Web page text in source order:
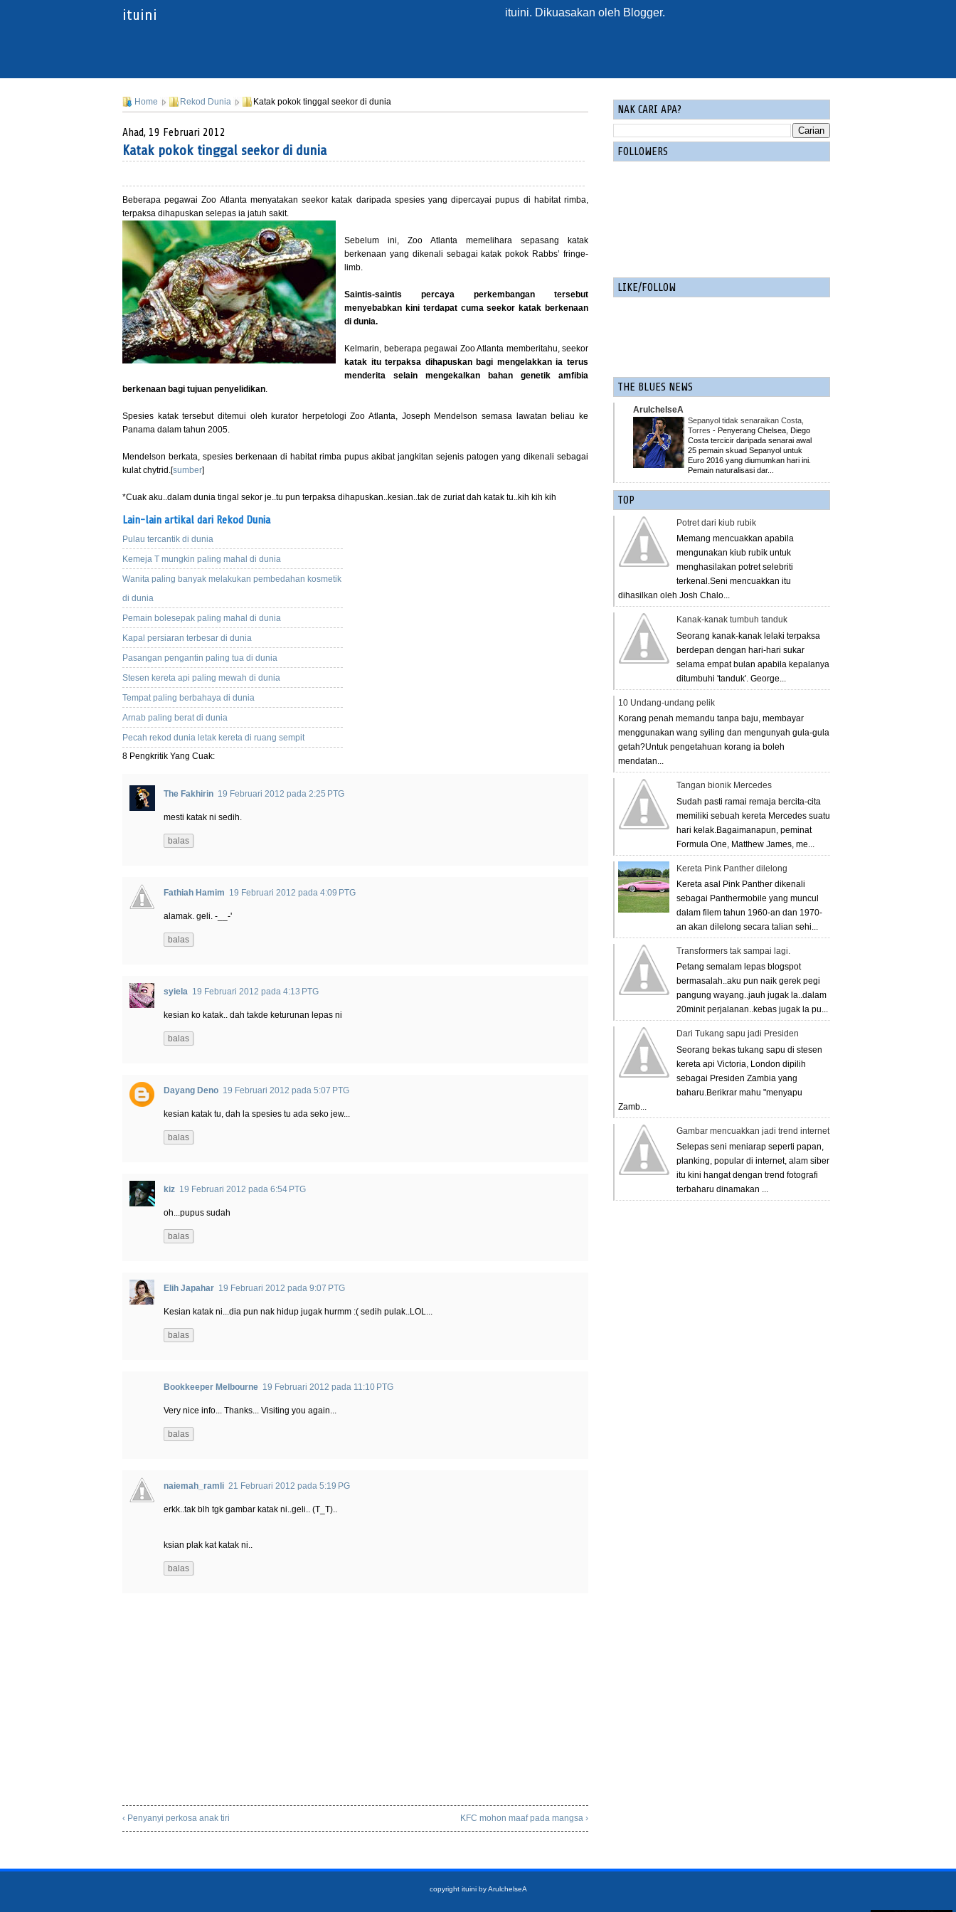
ituini ituini. Dikuasakan oleh Blogger.
Home Rekod Dunia Katak pokok tinggal seekor di dunia
Ahad, 19 Februari 2012
Katak pokok tinggal seekor di dunia
Beberapa pegawai Zoo Atlanta menyatakan seekor katak daripada spesies yang dipercayai pupus di habitat rimba,
terpaksa dihapuskan selepas ia jatuh sakit.
Sebelum ini, Zoo Atlanta memelihara sepasang katak
berkenaan yang dikenali sebagai katak pokok Rabbs’ fringe-
limb.
Saintis-saintis percaya perkembangan tersebut
menyebabkan kini terdapat cuma seekor katak berkenaan
di dunia.
Kelmarin, beberapa pegawai Zoo Atlanta memberitahu, seekor
katak itu terpaksa dihapuskan bagi mengelakkan ia terus
menderita selain mengekalkan bahan genetik amfibia
berkenaan bagi tujuan penyelidikan.
Spesies katak tersebut ditemui oleh kurator herpetologi Zoo Atlanta, Joseph Mendelson semasa lawatan beliau ke
Panama dalam tahun 2005.
Mendelson berkata, spesies berkenaan di habitat rimba pupus akibat jangkitan sejenis patogen yang dikenali sebagai
kulat chytrid.[sumber]
*Cuak aku..dalam dunia tingal sekor je..tu pun terpaksa dihapuskan..kesian..tak de zuriat dah katak tu..kih kih kih
Lain-lain artikal dari Rekod Dunia
Pulau tercantik di dunia
Kemeja T mungkin paling mahal di dunia
Wanita paling banyak melakukan pembedahan kosmetik
di dunia
Pemain bolesepak paling mahal di dunia
Kapal persiaran terbesar di dunia
Pasangan pengantin paling tua di dunia
Stesen kereta api paling mewah di dunia
Tempat paling berbahaya di dunia
Arnab paling berat di dunia
Pecah rekod dunia letak kereta di ruang sempit
8 Pengkritik Yang Cuak:
The Fakhirin 19 Februari 2012 pada 2:25 PTG
mesti katak ni sedih.
balas
Fathiah Hamim 19 Februari 2012 pada 4:09 PTG
alamak. geli. -__-'
balas
syiela 19 Februari 2012 pada 4:13 PTG
kesian ko katak.. dah takde keturunan lepas ni
balas
Dayang Deno 19 Februari 2012 pada 5:07 PTG
kesian katak tu, dah la spesies tu ada seko jew...
balas
kiz 19 Februari 2012 pada 6:54 PTG
oh...pupus sudah
balas
Elih Japahar 19 Februari 2012 pada 9:07 PTG
Kesian katak ni...dia pun nak hidup jugak hurmm :( sedih pulak..LOL...
balas
Bookkeeper Melbourne 19 Februari 2012 pada 11:10 PTG
Very nice info... Thanks... Visiting you again...
balas
naiemah_ramli 21 Februari 2012 pada 5:19 PG
erkk..tak blh tgk gambar katak ni..geli.. (T_T)..
ksian plak kat katak ni..
balas
‹ Penyanyi perkosa anak tiri KFC mohon maaf pada mangsa ›
NAK CARI APA?
FOLLOWERS
LIKE/FOLLOW
THE BLUES NEWS
ArulchelseA
Sepanyol tidak senaraikan Costa,
Torres - Penyerang Chelsea, Diego
Costa tercicir daripada senarai awal
25 pemain skuad Sepa­nyol untuk
Euro 2016 yang diumumkan hari ini.
Pemain naturalisasi dar...
TOP
Potret dari kiub rubik
Memang mencuakkan apabila
mengunakan kiub rubik untuk
menghasilakan potret selebriti
terkenal.Seni mencuakkan itu
dihasilkan oleh Josh Chalo...
Kanak-kanak tumbuh tanduk
Seorang kanak-kanak lelaki terpaksa
berdepan dengan hari-hari sukar
selama empat bulan apabila kepalanya
ditumbuhi 'tanduk'. George...
10 Undang-undang pelik
Korang penah memandu tanpa baju, membayar
menggunakan wang syiling dan mengunyah gula-gula
getah?Untuk pengetahuan korang ia boleh
mendatan...
Tangan bionik Mercedes
Sudah pasti ramai remaja bercita-cita
memiliki sebuah kereta Mercedes suatu
hari kelak.Bagaimanapun, peminat
Formula One, Matthew James, me...
Kereta Pink Panther dilelong
Kereta asal Pink Panther dikenali
sebagai Panthermobile yang muncul
dalam filem tahun 1960-an dan 1970-
an akan dilelong secara talian sehi...
Transformers tak sampai lagi.
Petang semalam lepas blogspot
bermasalah..aku pun naik gerek pegi
pangung wayang..jauh jugak la..dalam
20minit perjalanan..kebas jugak la pu...
Dari Tukang sapu jadi Presiden
Seorang bekas tukang sapu di stesen
kereta api Victoria, London dipilih
sebagai Presiden Zambia yang
baharu.Berikrar mahu "menyapu
Zamb...
Gambar mencuakkan jadi trend internet
Selepas seni meniarap seperti papan,
planking, popular di internet, alam siber
itu kini hangat dengan trend fotografi
terbaharu dinamakan ...
copyright ituiniby ArulchelseA